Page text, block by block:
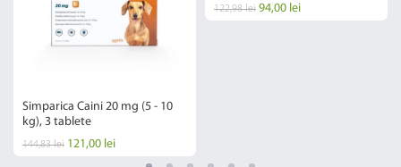
Simparica Caini 20 mg (5 - 10
kg), 3 tablete
144,83 lei 121,00 lei
122,98 lei 94,00 lei